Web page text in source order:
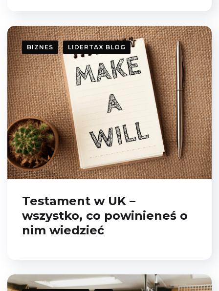
BIZNES LIDERTAX BLOG
Testament w UK –
wszystko, co powinieneś o
nim wiedzieć